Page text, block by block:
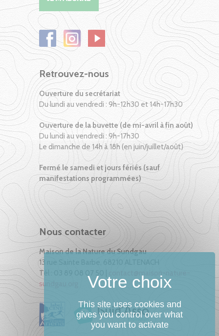
Retrouvez-nous
Ouverture du secrétariat
Du lundi au vendredi : 9h-12h30 et 14h-17h30
Ouverture de la buvette (de mi-avril à fin août)
Du lundi au vendredi : 9h-17h30
Le dimanche de 14h à 18h (en juin/juillet/août)
Fermé le samedi et jours fériés (sauf
manifestations programmées)
Nous contacter
Maison de la Nature du Sundgau
13 rue Sainte Barbe, 68210 ALTENACH
Tél : 03 89 08 07 50 |
sundgau.org
This site uses cookies and
gives you control over what
you want to activate